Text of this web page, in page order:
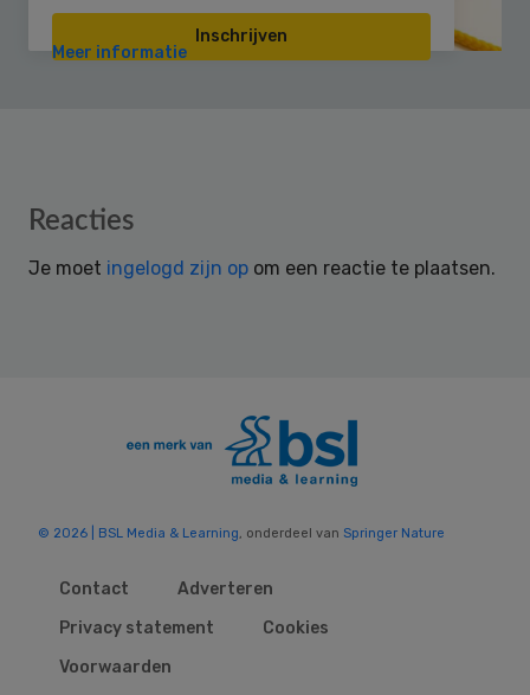
Inschrijven
Meer informatie
Reader
Reacties
Je moet ingelogd zijn op om een reactie te plaatsen.
© 2026 | BSL Media & Learning, onderdeel van Springer Nature
Contact
Adverteren
Privacy statement
Cookies
Voorwaarden